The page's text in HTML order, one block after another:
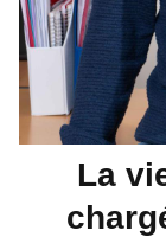
La